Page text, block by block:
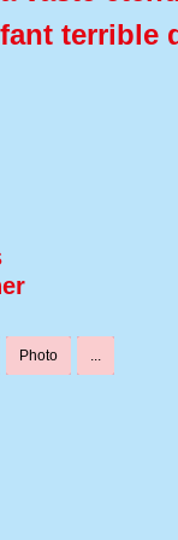
terrible
Photo ...